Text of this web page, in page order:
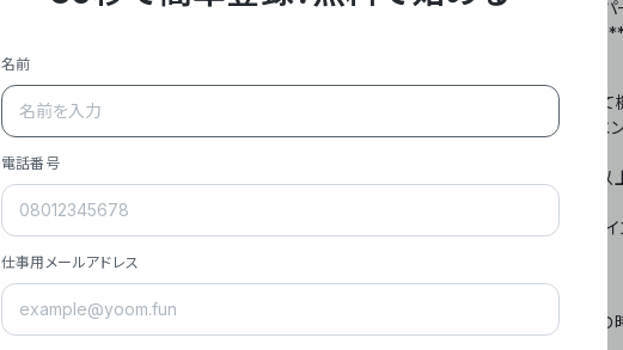
API・RPA・OCRなどの技術をノーコードで組み合わせたハイパ
作業やデスクワークを自動化するサービスを提供しています。**
- **主力プロダクト「Yoom」**: SaaS連携データベースとして
メール対応、請求書処理、日報作成などの業務を自動化。非
- **実績**: 国内利用社数20,000社超、直近成長率300%以
- **強み**: すべての自動化技術を1プラットフォームで完結。
- **ミッション**: 「We Make Time」 – テクノロジーで人々の
名前
電話番号
仕事用メールアドレス